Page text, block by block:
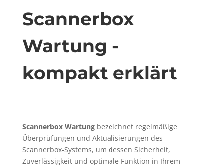
Scannerbox
Wartung -
kompakt erklärt
Scannerbox Wartungbezeichnet regelmäßige
Überprüfungen und Aktualisierungen des
Scannerbox-Systems, um dessen Sicherheit,
Zuverlässigkeit und optimale Funktion in Ihrem